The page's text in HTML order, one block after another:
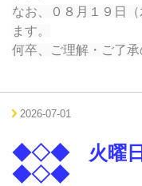
なお、０８月１９日
ます。
何卒、ご理解・ご了承
2026-07-01
◆◇◆ 火曜日
◆◇◆